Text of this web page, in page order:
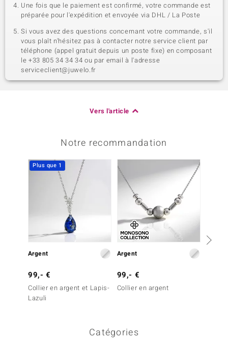
Une fois que le paiement est confirmé, votre commande est
préparée pour l'expédition et envoyée via DHL / La Poste
Si vous avez des questions concernant votre commande, s'il
vous plaît n'hésitez pas à contacter notre service client par
téléphone (appel gratuit depuis un poste fixe) en composant
le +33 805 34 34 34 ou par email à l'adresse
serviceclient@juwelo.fr
Vers l'article
Notre recommandation
Plus que 1
Argent
99,- €
Collier en argent et Lapis-
Lazuli
Argent
99,- €
Collier en argent
Catégories